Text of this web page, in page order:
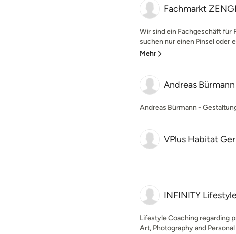
Fachmarkt
Wir sind ein Fachgeschäft für
suchen nur einen Pinsel oder
Mehr
Andreas Bürmann
Andreas Bürmann -
VPlus Habitat
INFINITY
Lifestyle Coaching regarding
Art, Photography and